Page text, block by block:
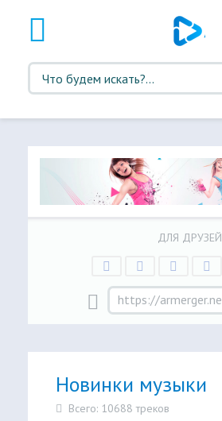
ДЛЯ ДРУЗЕЙ
Новинки музыки
Всего: 10688 треков